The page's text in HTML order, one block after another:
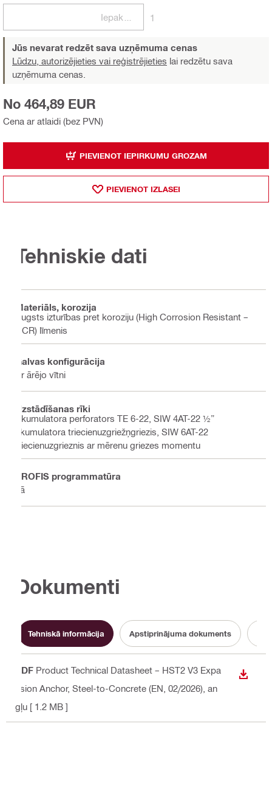
1
Jūs nevarat redzēt sava uzņēmuma cenas
Lūdzu, autorizējieties vai reģistrējieties lai redzētu sava
uzņēmuma cenas.
Cena ar atlaidi (bez PVN)
No 464,89 EUR
PIEVIENOT IEPIRKUMU GROZAM
PIEVIENOT IZLASEI
Tehniskie dati
Materiāls, korozija
Augsts izturības pret koroziju (High Corrosion Resistant –
HCR) līmenis
Galvas konfigurācija
Ar ārējo vītni
Uzstādīšanas rīki
Akumulatora perforators TE 6-22, SIW 4AT-22 ½”
akumulatora triecienuzgriežņgriezis, SIW 6AT-22
triecienuzgrieznis ar mērenu griezes momentu
PROFIS programmatūra
Jā
Dokumenti
Tehniskā informācija Apstiprinājuma dokuments
PDF Product Technical Datasheet – HST2 V3 Expa
nsion Anchor, Steel-to-Concrete (EN, 02/2026) , an
gļu [ 1.2 MB ]